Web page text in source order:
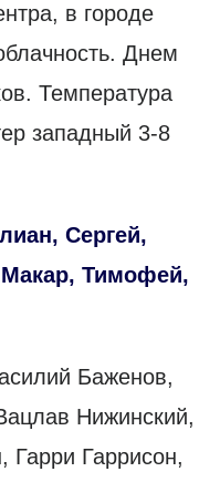
в городе
Днем
Температура
западный 3-8
Сергей,
Тимофей,
Баженов,
Нижинский,
Гаррисон,